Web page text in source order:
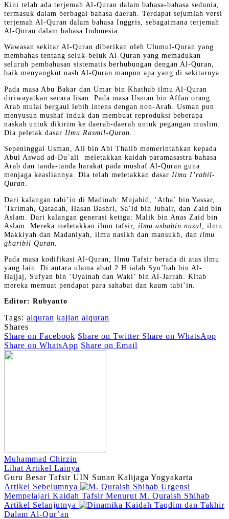
Kini telah ada terjemah Al-Quran dalam bahasa-bahasa sedunia,
termasuk dalam berbagai bahasa daerah. Terdapat sejumlah versi
terjemah Al-Quran dalam bahasa Inggris, sebagaimana terjemah
Al-Quran dalam bahasa Indonesia.
Wawasan sekitar Al-Quran diberikan oleh Ulumul-Quran yang
membahas tentang seluk-beluk Al-Quran yang memadukan
seluruh pembahasan sistematis berhubungan dengan Al-Quran,
baik menyangkut nash Al-Quran maupun apa yang di sekitarnya.
Pada masa Abu Bakar dan Umar bin Khathab ilmu Al-Quran
diriwayatkan secara lisan. Pada masa Usman bin Affan orang
Arab mulai bergaul lebih intens dengan non-Arab. Usman pun
menyusun mushaf induk dan membuat reproduksi beberapa
naskah untuk dikirim ke daerah-daerah untuk pegangan muslim.
Dia peletak dasar Ilmu Rasmil-Quran
Sepeninggal Usman, Ali bin Abi Thalib memerintahkan kepada
Abul Aswad ad-Du`ali meletakkan kaidah paramasastra bahasa
Arab dan tanda-tanda harakat pada mushaf Al-Quran guna
menjaga keasliannya. Dia telah meletakkan dasar Ilmu I’rabil-
Quran
Dari kalangan tabi’in di Madinah: Mujahid, ‘Atha` bin Yassar,
‘Ikrimah, Qatadah, Hasan Bashri, Sa’id bin Jubair, dan Zaid bin
Aslam. Dari kalangan generasi ketiga: Malik bin Anas Zaid bin
Aslam. Mereka meletakkan ilmu tafsir, ilmu asbabin nuzul , ilmu
Makkiyah dan Madaniyah, ilmu nasikh dan mansukh, dan ilmu
gharibil Quran.
Pada masa kodifikasi Al-Quran, Ilmu Tafsir berada di atas ilmu
yang lain. Di antara ulama abad 2 H ialah Syu’bah bin Al-
Hajjaj, Sufyan bin ‘Uyainah dan Waki’ bin Al-Jarrah. Kitab
mereka memuat pendapat para sahabat dan kaum tabi’in.
Editor: Rubyanto
Tags: alquran kajian alquran
Shares
Share on Facebook Share on Twitter Share on WhatsApp
Share on WhatsApp Share on Email
Muhammad Chirzin
Lihat Artikel Lainya
Guru Besar Tafsir UIN Sunan Kalijaga Yogyakarta
Artikel Sebelumnya
Urgensi
Mempelajari Kaidah Tafsir Menurut M. Quraish Shihab
Artikel Selanjutnya
Kaidah Taqdim dan Takhir
Dalam Al-Qur’an